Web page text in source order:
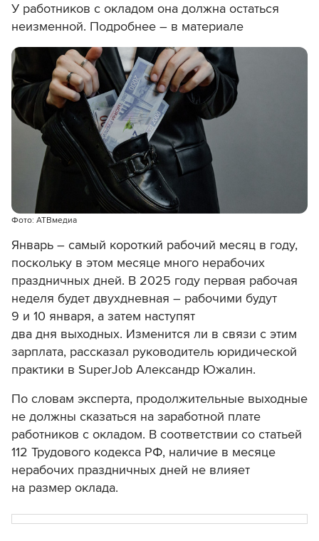
У работников с окладом она должна остаться
неизменной. Подробнее – в материале
Фото: АТВмедиа
Январь – самый короткий рабочий месяц в году,
поскольку в этом месяце много нерабочих
праздничных дней. В 2025 году первая рабочая
неделя будет двухдневная – рабочими будут
9 и 10 января, а затем наступят
два дня выходных. Изменится ли в связи с этим
зарплата, рассказал руководитель юридической
практики в SuperJob Александр Южалин.
По словам эксперта, продолжительные выходные
не должны сказаться на заработной плате
работников с окладом. В соответствии со статьей
112 Трудового кодекса РФ, наличие в месяце
нерабочих праздничных дней не влияет
на размер оклада.